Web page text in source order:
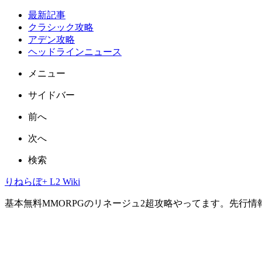
最新記事
クラシック攻略
アデン攻略
ヘッドラインニュース
メニュー
サイドバー
前へ
次へ
検索
りねらぼ+ L2 Wiki
基本無料MMORPGのリネージュ2超攻略やってます。先行情